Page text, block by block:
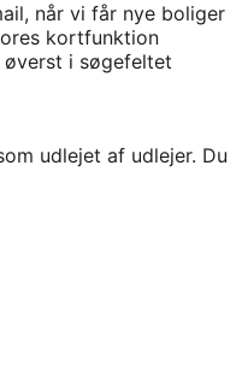
når vi får nye boliger
kortfunktion
i søgefeltet
udlejet af udlejer. Du